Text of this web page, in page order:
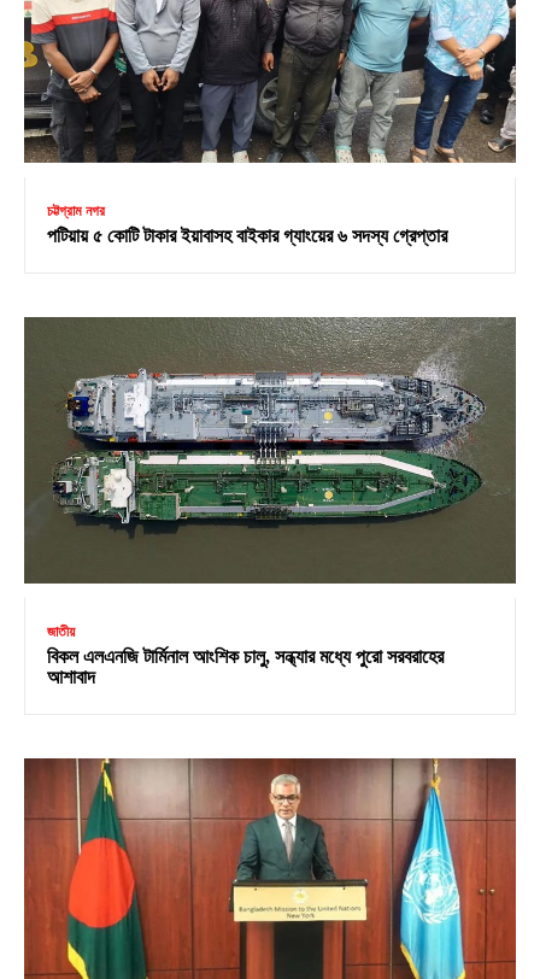
চট্টগ্রাম নগর
পটিয়ায় ৫ কোটি টাকার ইয়াবাসহ বাইকার গ্যাংয়ের ৬ সদস্য গ্রেপ্তার
জাতীয়
বিকল এলএনজি টার্মিনাল আংশিক চালু, সন্ধ্যার মধ্যে পুরো সরবরাহের
আশাবাদ